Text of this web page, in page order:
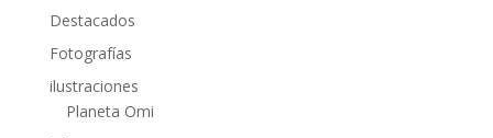
Destacados
Fotografías
ilustraciones
Planeta Omi